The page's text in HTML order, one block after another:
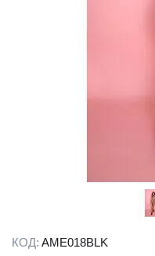
КОД: AME018BLK